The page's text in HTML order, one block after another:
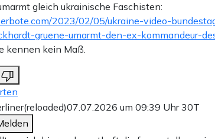
gleich ukrainische Faschisten:
2023/02/05/ukraine-video-
gruene-umarmt-den-ex-kommandeur-
kennen kein Maß.
07.07.2026 um 09:39 Uhr30T